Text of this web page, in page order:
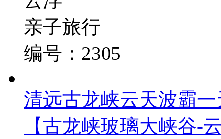
亲子旅行
编号：2305
清远古龙峡云天波霸
【古龙峡玻璃大峡谷-